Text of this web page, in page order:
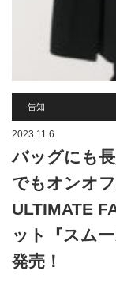
告知
2023.11.6
バッグにも
でもオンオ
ULTIMATE
ット『スム
発売！